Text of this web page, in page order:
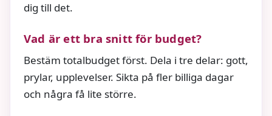
dig till det.
Vad är ett bra snitt för budget?
Bestäm totalbudget först. Dela i tre delar: gott,
prylar, upplevelser. Sikta på fler billiga dagar
och några få lite större.